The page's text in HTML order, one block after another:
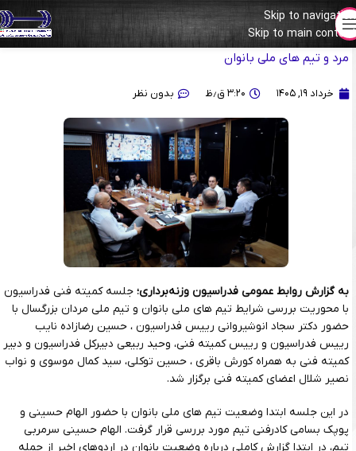
Skip to navigation
Skip to main content
برگزاری جلسه کمیته فنی با محوریت بررسی شرایط تیم ملی بزرگسالان
مرد و تیم های ملی بانوان
خرداد ۱۹, ۱۴۰۵ ۳:۲۰ ق٫ظ بدون نظر
به گزارش روابط عمومی فدراسیون وزنه‌برداری؛ جلسه کمیته فنی فدراسیون
با محوریت بررسی شرایط تیم های ملی بانوان و تیم ملی مردان بزرگسال با
حضور دکتر سجاد انوشیروانی رییس فدراسیون ، حسین رضازاده نایب
رییس فدراسیون و رییس کمیته فنی، وحید ربیعی دبیرکل فدراسیون و دبیر
کمیته فنی به همراه کورش باقری ، حسین توکلی، سید کمال موسوی و نواب
نصیر شلال اعضای کمیته فنی برگزار شد.
در این جلسه ابتدا وضعیت تیم های ملی بانوان با حضور الهام حسینی و
پوپک بسامی کادرفنی تیم مورد بررسی قرار گرفت. الهام حسینی سرمربی
تیم، در ابتدا گزارش کاملی درباره وضعیت بانوان در اردوهای اخیر از جمله